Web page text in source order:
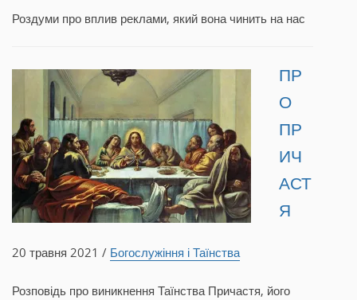
Роздуми про вплив реклами, який вона чинить на нас
ПР
О
ПР
ИЧ
АСТ
Я
20 травня 2021 / Богослужіння і Таїнства
Розповідь про виникнення Таїнства Причастя, його